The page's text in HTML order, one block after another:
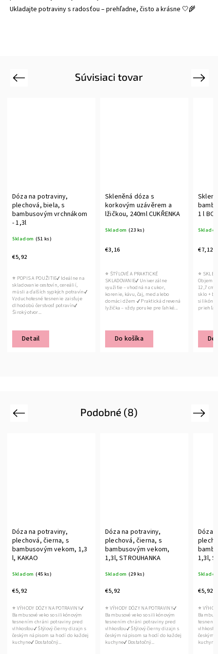
Ukladajte potraviny s radosťou – prehľadne, čisto a krásne 🤍🌾
Súvisiaci tovar
Previous
Dóza na potraviny,
plechová, biela, s
bambusovým vrchnákom
- 1,3l
Skladom (51 ks)
€5,92
Detail
⭐ POPIS A POUŽITIE✔ Ideálne na
skladovanie cestovín, cereálií,
müsli a ďalších sypkých potravín✔
Vzduchotesné tesnenie zaisťuje
dlhodobú čerstvosť potravín✔
Široký otvor...
Skleněná dóza s
korkovým uzávěrem a
lžičkou, 240ml CUKŘENKA
Skladom (23 ks)
€3,16
Do košíka
⭐ ŠTÝLOVÉ A PRAKTICKÉ
SKLADOVANIE✔ Univerzálne
využitie – vhodná na cukor,
korenie, kávu, čaj, med alebo
domáci džem ✔ Praktická drevená
lyžička – vždy poruke pre ľahké...
1 l
€7,12
⭐
Objem:
12,7
sklo +
Next
Podobné (8)
Previous
Dóza na potraviny,
plechová, čierna, s
bambusovým vekom, 1,3
l, KAKAO
Skladom (45 ks)
€5,92
⭐ VÝHODY DÓZY NA POTRAVINY✔
Bambusové veko so silikónovým
tesnením chráni potraviny pred
vlhkosťou✔ Štýlový čierny dizajn s
českým nápisom sa hodí do každej
kuchyne✔ Dostatočný...
Dóza na potraviny,
plechová, čierna, s
bambusovým vekom,
1,3l, STROUHANKA
Skladom (29 ks)
€5,92
⭐ VÝHODY DÓZY NA POTRAVINY✔
Bambusové veko so silikónovým
tesnením chráni potraviny pred
vlhkosťou✔ Štýlový čierny dizajn s
českým nápisom sa hodí do každej
kuchyne✔ Dostatočný...
Dóza
1,3l,
€5,92
⭐
českým
Next